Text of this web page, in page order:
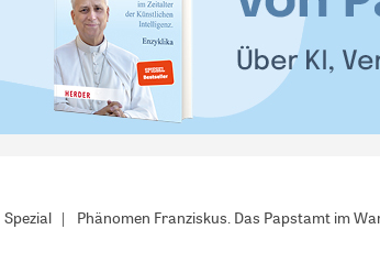
Spezial Phänomen Franziskus. Das Papstamt im